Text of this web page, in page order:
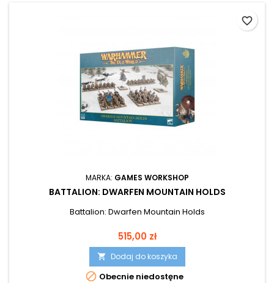
MARKA: GAMES WORKSHOP
BATTALION: DWARFEN MOUNTAIN HOLDS
Battalion: Dwarfen Mountain Holds
Cena
515,00 zł
 Dodaj do koszyka
 Obecnie niedostęne
favorite_border